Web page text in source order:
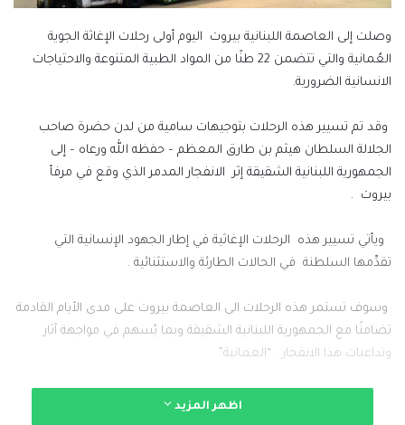
وصلت إلى العاصمة اللبنانية بيروت اليوم أولى رحلات الإغاثة الجوية
العُمانية والتي تتضمن 22 طنًا من المواد الطبية المتنوعة والاحتياجات
الانسانية الضرورية.
وقد تم تسيير هذه الرحلات بتوجيهات سامية من لدن حضرة صاحب
الجلالة السلطان هيثم بن طارق المعظم – حفظه الله ورعاه – إلى
الجمهورية اللبنانية الشقيقة إثر الانفجار المدمر الذي وقع في مرفأ
بيروت .
ويأتي تسيير هذه الرحلات الإغاثية في إطار الجهود الإنسانية التي
تقدِّمها السلطنة في الحالات الطارئة والاستثنائية .
وسوف تستمر هذه الرحلات الى العاصمة بيروت على مدى الأيام القادمة
تضامنًا مع الجمهورية اللبنانية الشقيقة وبما يُسهم في مواجهة آثار
وتداعيات هذا الانفجار . “العمانية”
اظهر المزيد